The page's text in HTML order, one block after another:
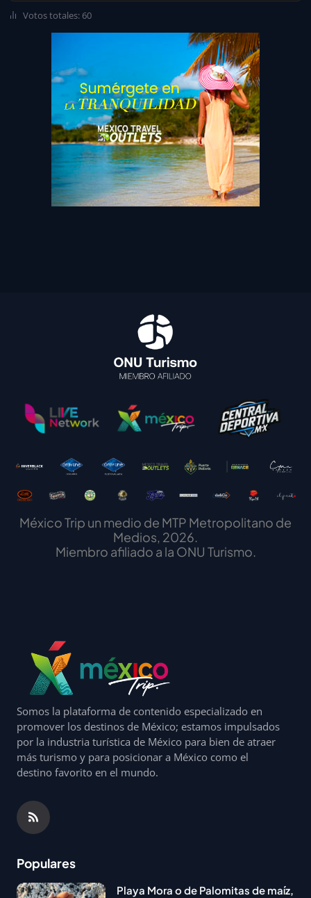
Votos totales: 60
México Trip un medio de MTP Metropolitano de
Medios, 2026.
Miembro afiliado a la ONU Turismo.
Somos la plataforma de contenido especializado en
promover los destinos de México; estamos impulsados
por la industria turística de México para bien de atraer
más turismo y para posicionar a México como el
destino favorito en el mundo.
Populares
Playa Mora o de Palomitas de maíz,